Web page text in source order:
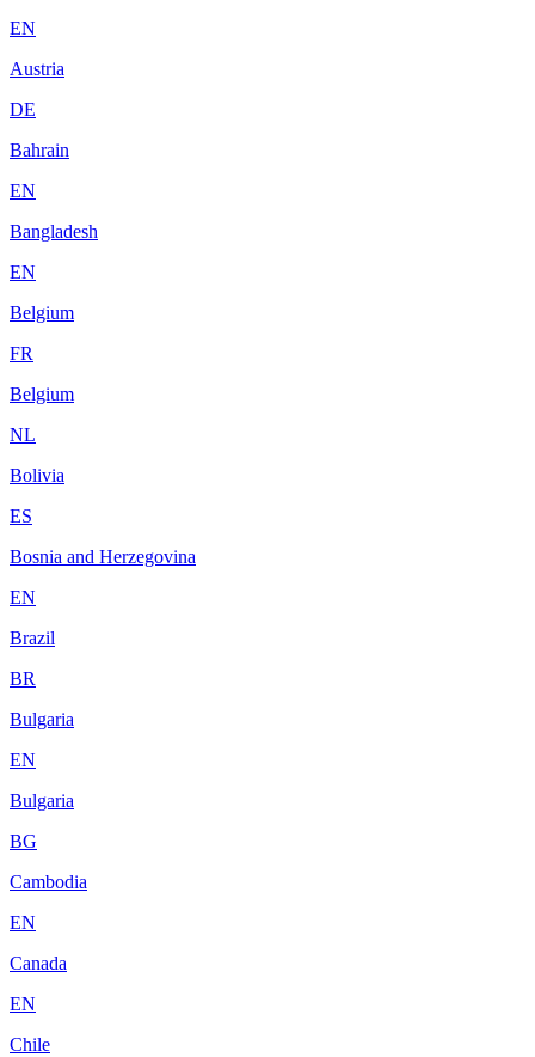
EN
Austria
DE
Bahrain
EN
Bangladesh
EN
Belgium
FR
Belgium
NL
Bolivia
ES
Bosnia and Herzegovina
EN
Brazil
BR
Bulgaria
EN
Bulgaria
BG
Cambodia
EN
Canada
EN
Chile